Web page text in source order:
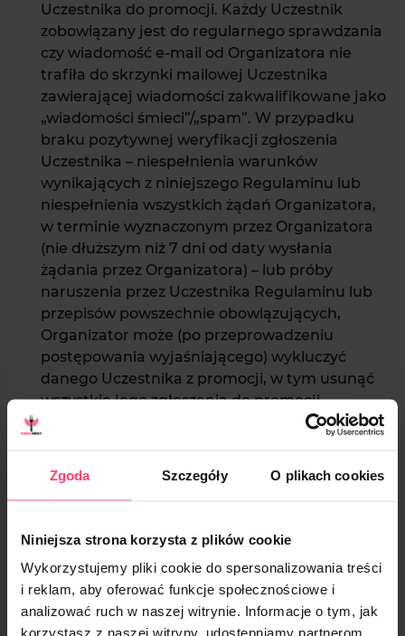
Zgoda Szczegóły O plikach cookies
Niniejsza strona korzysta z plików cookie
Wykorzystujemy pliki cookie do spersonalizowania treści
i reklam, aby oferować funkcje społecznościowe i
analizować ruch w naszej witrynie. Informacje o tym, jak
korzystasz z naszej witryny, udostępniamy partnerom
Uczestnika do promocji. Każdy Uczestnik
zobowiązany jest do regularnego sprawdzania
czy wiadomość e-mail od Organizatora nie
trafiła do skrzynki mailowej Uczestnika
zawierającej wiadomości zakwalifikowane jako
„wiadomości śmieci”/„spam”. W przypadku
braku pozytywnej weryfikacji zgłoszenia
Uczestnika – niespełnienia warunków
wynikających z niniejszego Regulaminu lub
niespełnienia wszystkich żądań Organizatora,
w terminie wyznaczonym przez Organizatora
(nie dłuższym niż 7 dni od daty wysłania
żądania przez Organizatora) – lub próby
naruszenia przez Uczestnika Regulaminu lub
przepisów powszechnie obowiązujących,
Organizator może (po przeprowadzeniu
postępowania wyjaśniającego) wykluczyć
danego Uczestnika z promocji, w tym usunąć
wszystkie jego zgłoszenia do promocji,
dostawy. W takim wypadku środki wpłacone
na rzecz organizatora dostępne będą w
chwili zlecić zwrot wpłaconych środków na
wskazane przez uczestnika konto bankowe.
W przypadku stwierdzenia nieuczciwej
ingerencji w systemy Organizatora bądź
nieuczciwego lub niezgodnego z Regulaminem